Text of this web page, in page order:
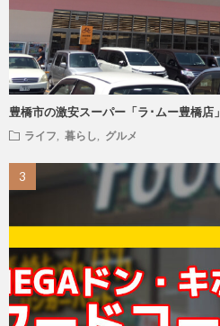
豊橋市の激安スーパー「ラ･ムー豊橋店
ライフ 暮らし グルメ